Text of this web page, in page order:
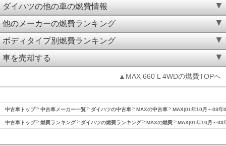
ダイハツの他の車の燃費情報
他のメーカーの燃費ランキング
ボディタイプ別燃費ランキング
車を売却する
▲MAX 660 L 4WDの燃費TOPへ
中古車トップ 中古車メーカー一覧 ダイハツの中古車 MAXの中古車 MAX(01年10月～03年
中古車トップ 燃費ランキング ダイハツの燃費ランキング MAXの燃費 MAX(01年10月～03